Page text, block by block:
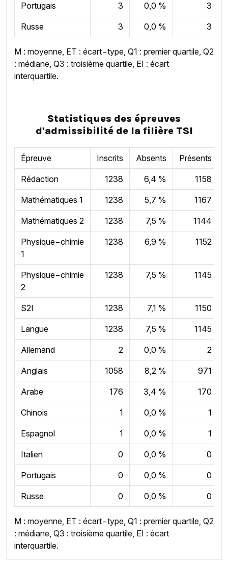
Portugais 3 0,0 % 3
Russe 3 0,0 % 3
M : moyenne, ET : écart−type, Q1 : premier quartile, Q2
: médiane, Q3 : troisième quartile, EI : écart
interquartile.
Statistiques des épreuves
d'admissibilité de la filière TSI
Épreuve Inscrits Absents Présents
Rédaction 1238 6,4 % 1158
Mathématiques 1 1238 5,7 % 1167
Mathématiques 2 1238 7,5 % 1144
Physique−chimie
1
1238 6,9 % 1152
Physique−chimie
2
1238 7,5 % 1145
S2I 1238 7,1 % 1150
Langue 1238 7,5 % 1145
Allemand 2 0,0 % 2
Anglais 1058 8,2 % 971
Arabe 176 3,4 % 170
Chinois 1 0,0 % 1
Espagnol 1 0,0 % 1
Italien 0 0,0 % 0
Portugais 0 0,0 % 0
Russe 0 0,0 % 0
M : moyenne, ET : écart−type, Q1 : premier quartile, Q2
: médiane, Q3 : troisième quartile, EI : écart
interquartile.